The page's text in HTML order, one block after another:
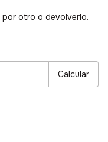
otro o devolverlo.
Calcular